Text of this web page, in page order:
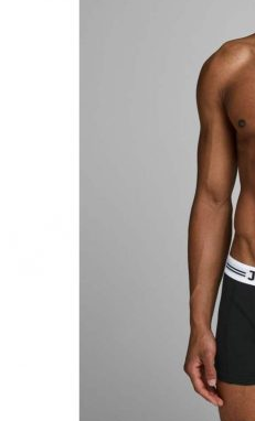
Miesten
Miesten farkut
Miesten
Miesten
Miesten asusteet
Vyöt ja
Solmiot,
Miesten
Miesten yöasut ja
Miesten
Miesten sukat
Miesten
Miesten
Miesten takit
Miesten
Miesten
Miesten
Miesten